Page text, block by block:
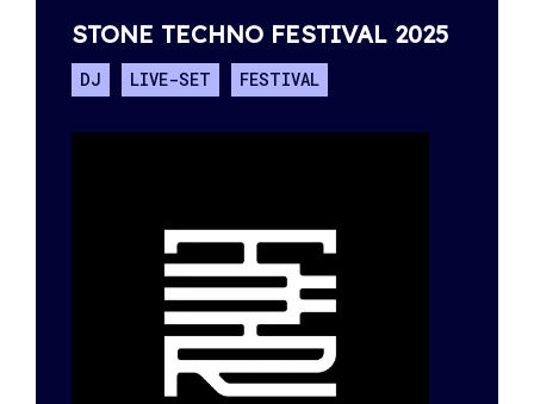
STONE TECHNO FESTIVAL 2025
DJ LIVE-SET FESTIVAL